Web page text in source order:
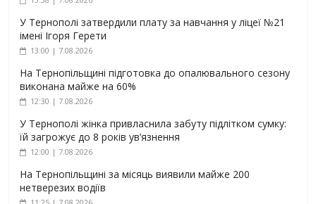
У Тернополі затвердили плату за навчання у ліцеї №21
імені Ігоря Герети
13:00 | 7.08.2026
На Тернопільщині підготовка до опалювального сезону
виконана майже на 60%
12:30 | 7.08.2026
У Тернополі жінка привласнила забуту підлітком сумку:
їй загрожує до 8 років ув’язнення
12:00 | 7.08.2026
На Тернопільщині за місяць виявили майже 200
нетверезих водіїв